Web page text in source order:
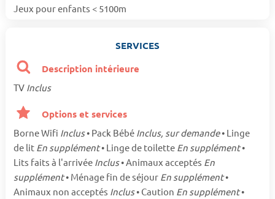
Jeux pour enfants < 5100m
SERVICES
Description intérieure
TV Inclus
Options et services
Borne Wifi Inclus• Pack Bébé Inclus, sur demande• Linge
de lit En supplément• Linge de toilette En supplément•
Lits faits à l'arrivée Inclus• Animaux acceptés En
supplément• Ménage fin de séjour En supplément•
Animaux non acceptés Inclus• Caution En supplément•